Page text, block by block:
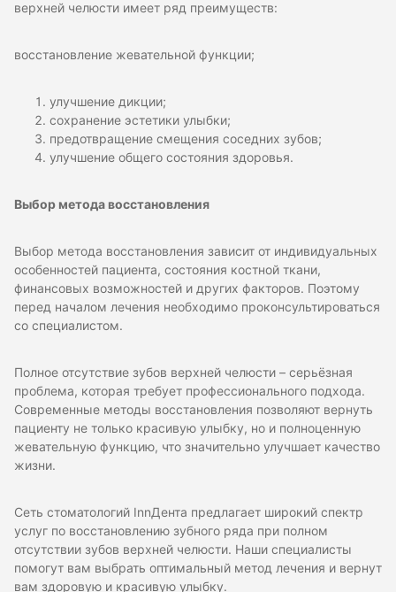
верхней челюсти имеет ряд преимуществ:
восстановление жевательной функции;
улучшение дикции;
сохранение эстетики улыбки;
предотвращение смещения соседних зубов;
улучшение общего состояния здоровья.
Выбор метода восстановления
Выбор метода восстановления зависит от индивидуальных
особенностей пациента, состояния костной ткани,
финансовых возможностей и других факторов. Поэтому
перед началом лечения необходимо проконсультироваться
со специалистом.
Полное отсутствие зубов верхней челюсти – серьёзная
проблема, которая требует профессионального подхода.
Современные методы восстановления позволяют вернуть
пациенту не только красивую улыбку, но и полноценную
жевательную функцию, что значительно улучшает качество
жизни.
Сеть стоматологий InnДента предлагает широкий спектр
услуг по восстановлению зубного ряда при полном
отсутствии зубов верхней челюсти. Наши специалисты
помогут вам выбрать оптимальный метод лечения и вернут
вам здоровую и красивую улыбку.